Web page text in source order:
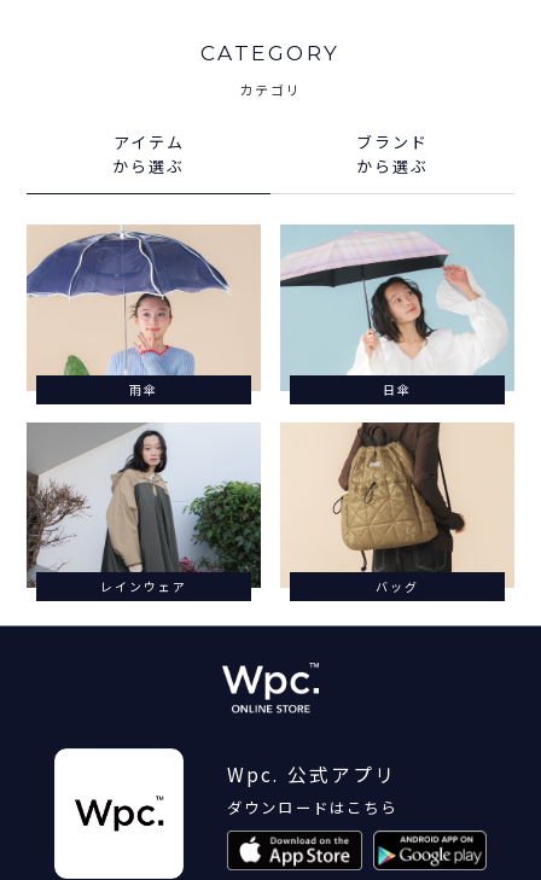
CATEGORY
カテゴリ
アイテム
から選ぶ
ブランド
から選ぶ
雨傘 日傘
レインウェア バッグ
Wpc. 公式アプリ
ダウンロードはこちら